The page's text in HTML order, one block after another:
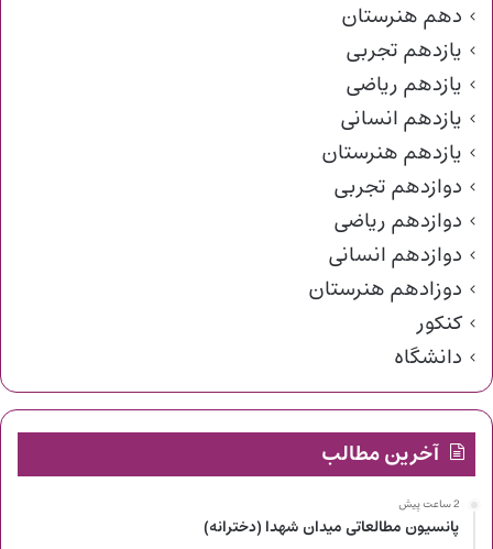
دهم هنرستان
یازدهم تجربی
یازدهم ریاضی
یازدهم انسانی
یازدهم هنرستان
دوازدهم تجربی
دوازدهم ریاضی
دوازدهم انسانی
دوزادهم هنرستان
کنکور
دانشگاه
آخرین مطالب
2 ساعت پیش
پانسیون مطالعاتی میدان شهدا (دخترانه)